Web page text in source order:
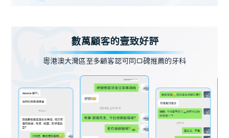
數萬顧客的壹致好評
粵港澳大灣區至多顧客認可同口碑推薦的牙科